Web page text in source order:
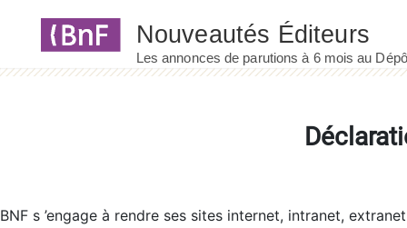
BNF s ’engage à rendre ses sites internet, intranet,